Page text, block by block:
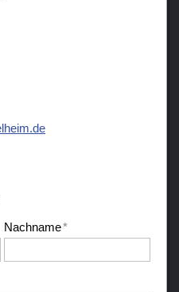
lh m d
Nachname*